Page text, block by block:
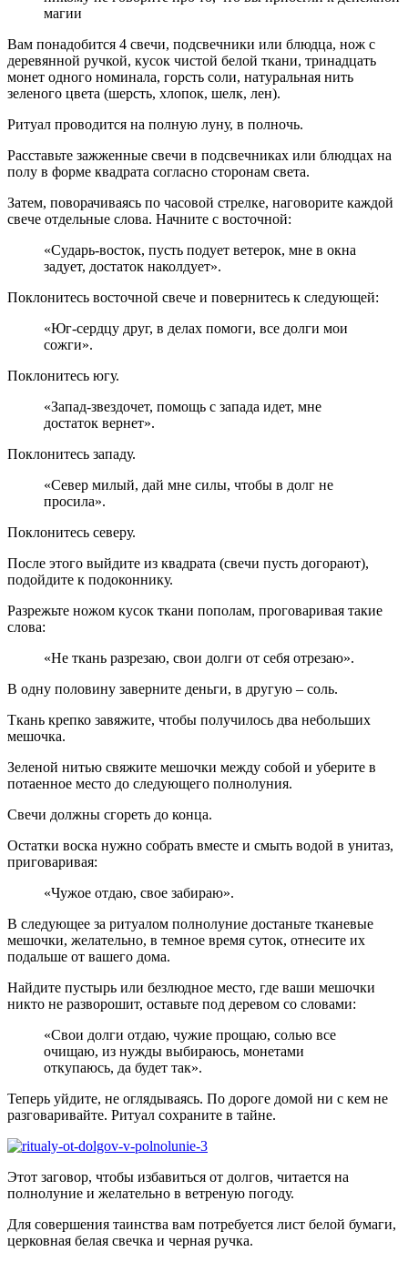
магии
Вам понадобится 4 свечи, подсвечники или блюдца, нож с
деревянной ручкой, кусок чистой белой ткани, тринадцать
монет одного номинала, горсть соли, натуральная нить
зеленого цвета (шерсть, хлопок, шелк, лен).
Ритуал проводится на полную луну, в полночь.
Расставьте зажженные свечи в подсвечниках или блюдцах на
полу в форме квадрата согласно сторонам света.
Затем, поворачиваясь по часовой стрелке, наговорите каждой
свече отдельные слова. Начните с восточной:
«Сударь-восток, пусть подует ветерок, мне в окна
задует, достаток наколдует».
Поклонитесь восточной свече и повернитесь к следующей:
«Юг-сердцу друг, в делах помоги, все долги мои
сожги».
Поклонитесь югу.
«Запад-звездочет, помощь с запада идет, мне
достаток вернет».
Поклонитесь западу.
«Север милый, дай мне силы, чтобы в долг не
просила».
Поклонитесь северу.
После этого выйдите из квадрата (свечи пусть догорают),
подойдите к подоконнику.
Разрежьте ножом кусок ткани пополам, проговаривая такие
слова:
«Не ткань разрезаю, свои долги от себя отрезаю».
В одну половину заверните деньги, в другую – соль.
Ткань крепко завяжите, чтобы получилось два небольших
мешочка.
Зеленой нитью свяжите мешочки между собой и уберите в
потаенное место до следующего полнолуния.
Свечи должны сгореть до конца.
Остатки воска нужно собрать вместе и смыть водой в унитаз,
приговаривая:
«Чужое отдаю, свое забираю».
В следующее за ритуалом полнолуние достаньте тканевые
мешочки, желательно, в темное время суток, отнесите их
подальше от вашего дома.
Найдите пустырь или безлюдное место, где ваши мешочки
никто не разворошит, оставьте под деревом со словами:
«Свои долги отдаю, чужие прощаю, солью все
очищаю, из нужды выбираюсь, монетами
откупаюсь, да будет так».
Теперь уйдите, не оглядываясь. По дороге домой ни с кем не
разговаривайте. Ритуал сохраните в тайне.
Этот заговор, чтобы избавиться от долгов, читается на
полнолуние и желательно в ветреную погоду.
Для совершения таинства вам потребуется лист белой бумаги,
церковная белая свечка и черная ручка.